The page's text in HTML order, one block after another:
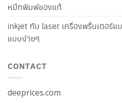
หมึกพิมพ์ของแท้
inkjet กับ laser เครื่องพริ้นเตอร์แ
แบบง่ายๆ
CONTACT
deeprices.com